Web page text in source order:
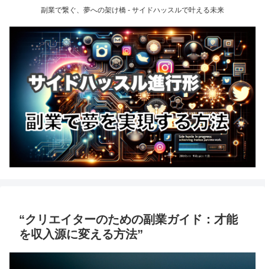
副業で繋ぐ、夢への架け橋 - サイドハッスルで叶える未来
“クリエイターのための副業ガイド：才能
を収入源に変える方法”